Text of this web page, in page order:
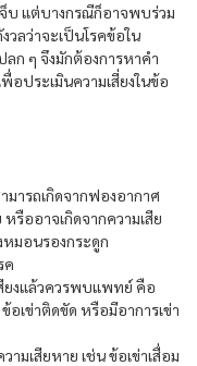
จ็บ แต่บางกรณีก็อาจพบร่วม
ลว่าจะเป็นโรคข้อใน
ก ๆ จึงมักต้องการหาคำ
ประเมินความเสี่ยงในข้อ
มารถเกิดจากฟองอากาศ
รืออาจเกิดจากความเสีย
มอนรองกระดูก
ค
ยงแล้วควรพบแพทย์ คือ
อเข่าติดขัด หรือมีอาการเข่า
ามเสียหาย เช่น ข้อเข่าเสื่อม